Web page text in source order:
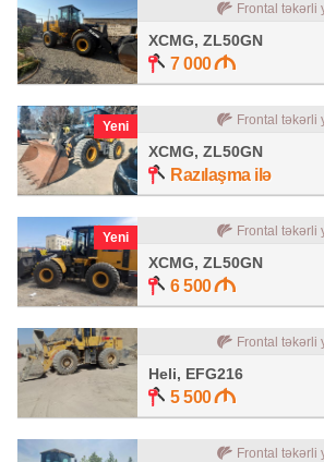
Frontal təkərli
XCMG, ZL50GN
7 000
Yeni Frontal təkərli
XCMG, ZL50GN
Razılaşma ilə
Yeni Frontal təkərli
XCMG, ZL50GN
6 500
Frontal təkərli
Heli, EFG216
5 500
Frontal təkərli